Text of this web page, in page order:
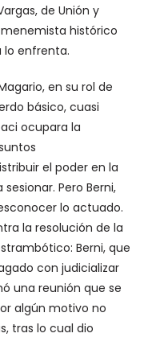
de Unión y
menemista histórico
lo enfrenta.
en su rol de
básico, cuasi
ocupara la
el poder en la
Pero Berni,
lo actuado.
la resolución de la
Berni, que
con judicializar
una reunión que se
algún motivo no
tras lo cual dio